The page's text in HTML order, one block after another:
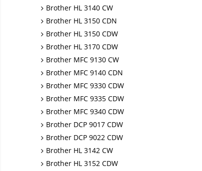
Brother HL 3140 CW
Brother HL 3150 CDN
Brother HL 3150 CDW
Brother HL 3170 CDW
Brother MFC 9130 CW
Brother MFC 9140 CDN
Brother MFC 9330 CDW
Brother MFC 9335 CDW
Brother MFC 9340 CDW
Brother DCP 9017 CDW
Brother DCP 9022 CDW
Brother HL 3142 CW
Brother HL 3152 CDW